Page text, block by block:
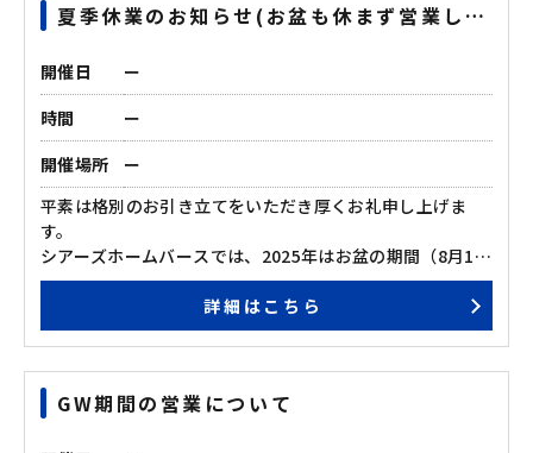
皆さまにスムーズなご案内ができるよう、スタッフ一同準
どうぞよろしくお願いいたします。
夏季休業のお知らせ(お盆も休まず営業して
開催日
ー
時間
ー
開催場所
ー
平素は格別のお引き立てをいただき厚くお礼申し上げま
す。
シアーズホームバースでは、2025年はお盆の期間（8月13
日～15日）は、通常通り営業しております。
なお、8/13（水）～8/15（金）のお盆期間中は待機してお
だけます。
詳細はこちら
GW期間の営業について